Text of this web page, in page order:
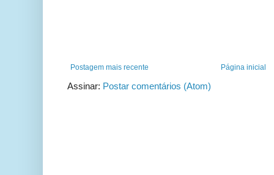
Postagem mais recente Página inicial
Assinar: Postar comentários (Atom)